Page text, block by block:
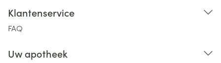
Klantenservice
FAQ
Uw apotheek